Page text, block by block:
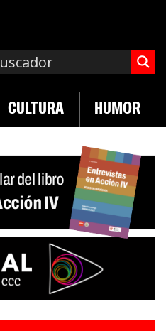
CULTURA HUMOR
| Exportaciones del agro